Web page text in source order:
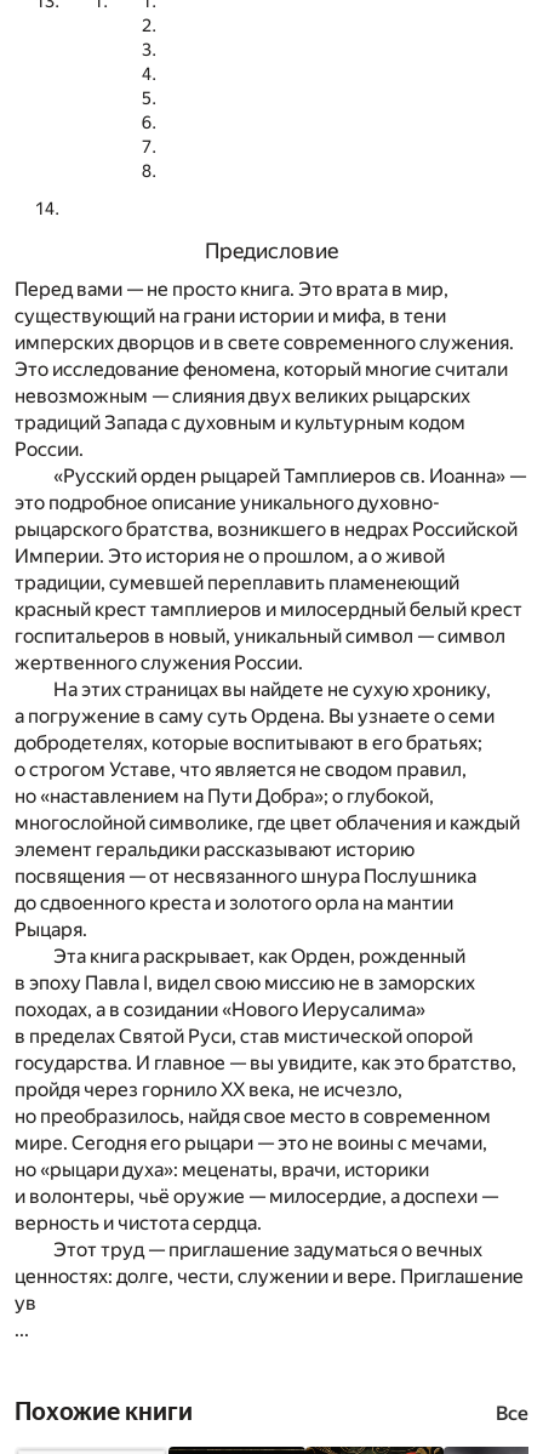
Предисловие
Перед вами — не просто книга. Это врата в мир,
существующий на грани истории и мифа, в тени
имперских дворцов и в свете современного служения.
Это исследование феномена, который многие считали
невозможным — слияния двух великих рыцарских
традиций Запада с духовным и культурным кодом
России.
«Русский орден рыцарей Тамплиеров св. Иоанна» —
это подробное описание уникального духовно-
рыцарского братства, возникшего в недрах Российской
Империи. Это история не о прошлом, а о живой
традиции, сумевшей переплавить пламенеющий
красный крест тамплиеров и милосердный белый крест
госпитальеров в новый, уникальный символ — символ
жертвенного служения России.
На этих страницах вы найдете не сухую хронику,
а погружение в саму суть Ордена. Вы узнаете о семи
добродетелях, которые воспитывают в его братьях;
о строгом Уставе, что является не сводом правил,
но «наставлением на Пути Добра»; о глубокой,
многослойной символике, где цвет облачения и каждый
элемент геральдики рассказывают историю
посвящения — от несвязанного шнура Послушника
до сдвоенного креста и золотого орла на мантии
Рыцаря.
Эта книга раскрывает, как Орден, рожденный
в эпоху Павла I, видел свою миссию не в заморских
походах, а в созидании «Нового Иерусалима»
в пределах Святой Руси, став мистической опорой
государства. И главное — вы увидите, как это братство,
пройдя через горнило XX века, не исчезло,
но преобразилось, найдя свое место в современном
мире. Сегодня его рыцари — это не воины с мечами,
но «рыцари духа»: меценаты, врачи, историки
и волонтеры, чьё оружие — милосердие, а доспехи —
верность и чистота сердца.
Этот труд — приглашение задуматься о вечных
ценностях: долге, чести, служении и вере. Приглашение
ув
...
Похожие книги Все